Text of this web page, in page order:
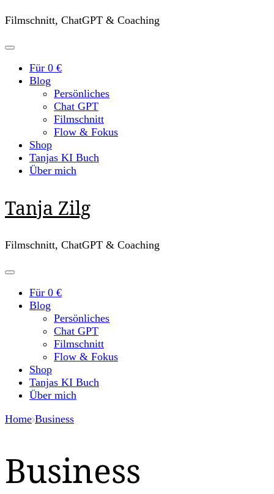
Filmschnitt, ChatGPT & Coaching
Für 0 €
Blog
Persönliches
Chat GPT
Filmschnitt
Flow & Fokus
Shop
Tanjas KI Buch
Über mich
Tanja Zilg
Filmschnitt, ChatGPT & Coaching
Für 0 €
Blog
Persönliches
Chat GPT
Filmschnitt
Flow & Fokus
Shop
Tanjas KI Buch
Über mich
Home Business
Business